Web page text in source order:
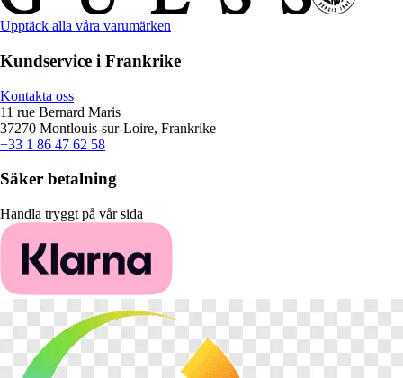
Upptäck alla våra varumärken
Kundservice i Frankrike
Kontakta oss
11 rue Bernard Maris
37270 Montlouis-sur-Loire, Frankrike
+33 1 86 47 62 58
Säker betalning
Handla tryggt på vår sida